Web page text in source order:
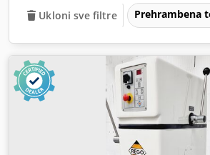
Ukloni sve filtre Prehrambena